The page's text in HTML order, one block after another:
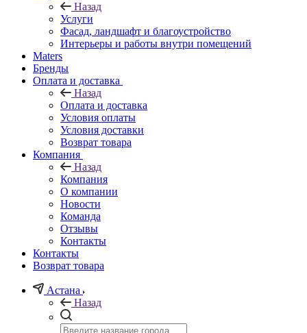
Назад
Услуги
Фасад, ландшафт и благоустройство
Интерьеры и работы внутри помещений
Maters
Бренды
Оплата и доставка
Назад
Оплата и доставка
Условия оплаты
Условия доставки
Возврат товара
Компания
Назад
Компания
О компании
Новости
Команда
Отзывы
Контакты
Контакты
Возврат товара
Астана
Назад